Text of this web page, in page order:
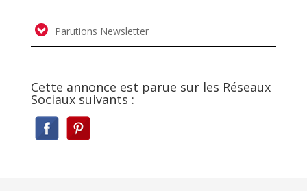
Parutions Newsletter
Cette annonce est parue sur les Réseaux
Sociaux suivants :